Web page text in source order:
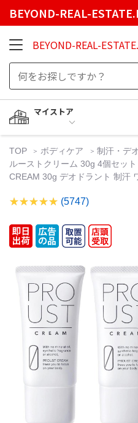
BEYOND-REAL-
BEYOND-REAL-
マイストア
TOP ボディケア 制汗・デ
ルーストクリーム 30g 4個セッ
CREAM 30g デオドラント 制汗
(5747)